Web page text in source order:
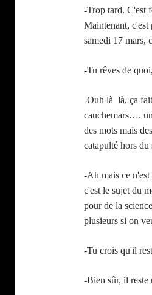
-Trop tard. C'est
Maintenant,
samedi 17 mars,
-Tu rêves de
-Ouh là là, ça
cauchemars….
des mots mais
catapulté hors
-Ah mais ce
c'est le sujet du
pour de la
plusieurs si on
-Tu crois qu'il
-Bien sûr, il reste